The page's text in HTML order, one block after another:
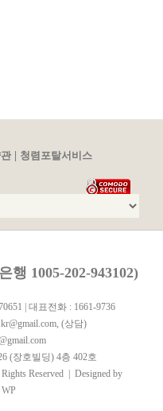
| 청렴포탈서비스
행 1005-202-943102)
| 대표전화 : 1661-9736
(상담)
(장호빌딩) 4층 402호
Reserved | Designed by
WP